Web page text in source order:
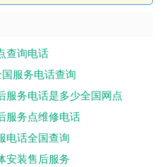
查询电话
服务电话查询
服务电话是多少全国网点
服务点维修电话
电话全国查询
安装售后服务